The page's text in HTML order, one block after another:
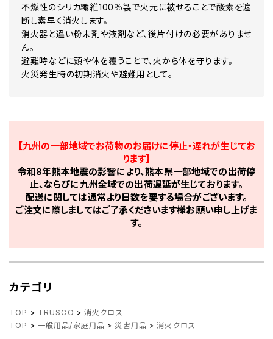
不燃性のシリカ繊維100％製で火元に被せることで酸素を遮
断し素早く消火します。
消火器と違い粉末剤や液剤など、後片付けの必要がありませ
ん。
避難時などに頭や体を覆うことで、火から体を守ります。
火災発生時の初期消火や避難用として。
【九州の一部地域でお荷物のお届けに停止・遅れが生じてお
ります】
令和8年熊本地震の影響により、熊本県一部地域での出荷停
止、ならびに九州全域での出荷遅延が生じております。
配送に関しては通常より日数を要する場合がございます。
ご注文に際しましてはご了承くださいます様お願い申し上げま
す。
カテゴリ
TOP > TRUSCO > 消火クロス
TOP > 一般用品/家庭用品 > 災害用品 > 消火クロス